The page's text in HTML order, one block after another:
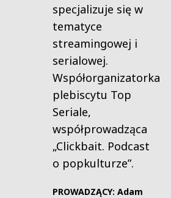
specjalizuje się w
tematyce
streamingowej i
serialowej.
Współorganizatorka
plebiscytu Top
Seriale,
współprowadząca
„Clickbait. Podcast
o popkulturze”.
PROWADZĄCY: Adam